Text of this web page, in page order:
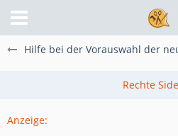
Hilfe bei der Vorauswahl der
Anzeige: